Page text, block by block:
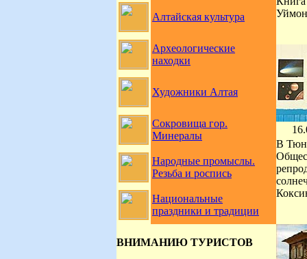
Алтайская культура
Археологические
находки
Художники Алтая
Сокровища гор.
Минералы
Народные промыслы.
Резьба и роспись
Национальные
праздники и традиции
ВНИМАНИЮ ТУРИСТОВ
В